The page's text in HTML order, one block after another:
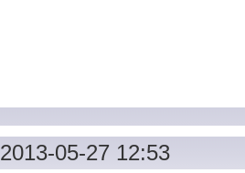
2013-05-27 12:53